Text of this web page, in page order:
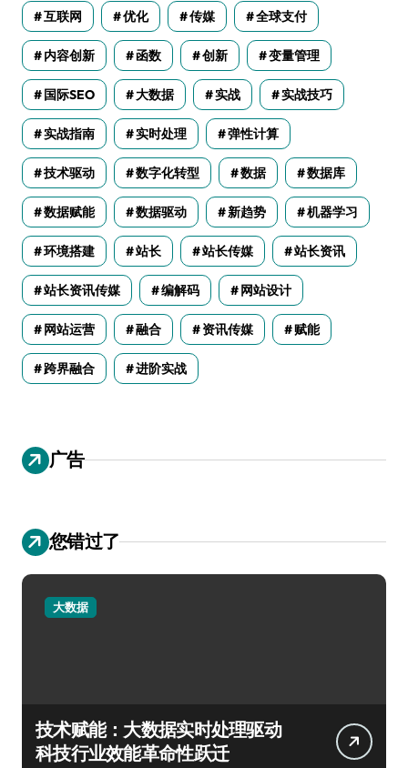
互联网 优化 传媒 全球支付
内容创新 函数 创新 变量管理
国际SEO 大数据 实战 实战技巧
实战指南 实时处理 弹性计算
技术驱动 数字化转型 数据 数据库
数据赋能 数据驱动 新趋势 机器学习
环境搭建 站长 站长传媒 站长资讯
站长资讯传媒 编解码 网站设计
网站运营 融合 资讯传媒 赋能
跨界融合 进阶实战
广告
您错过了
大数据
技术赋能：大数据实时处理驱动
科技行业效能革命性跃迁